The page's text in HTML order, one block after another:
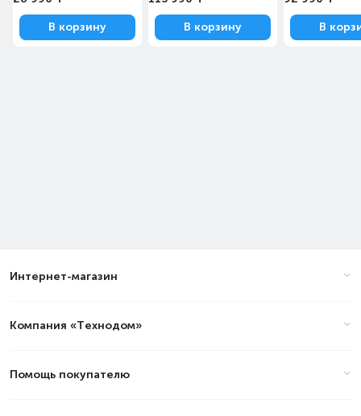
В корзину В корзину В
Интернет-магазин
Компания «Технодом»
Помощь покупателю